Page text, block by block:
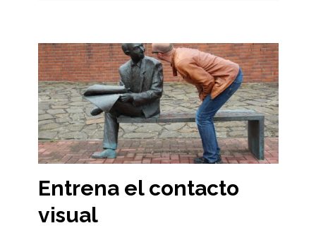
Entrena el contacto
visual